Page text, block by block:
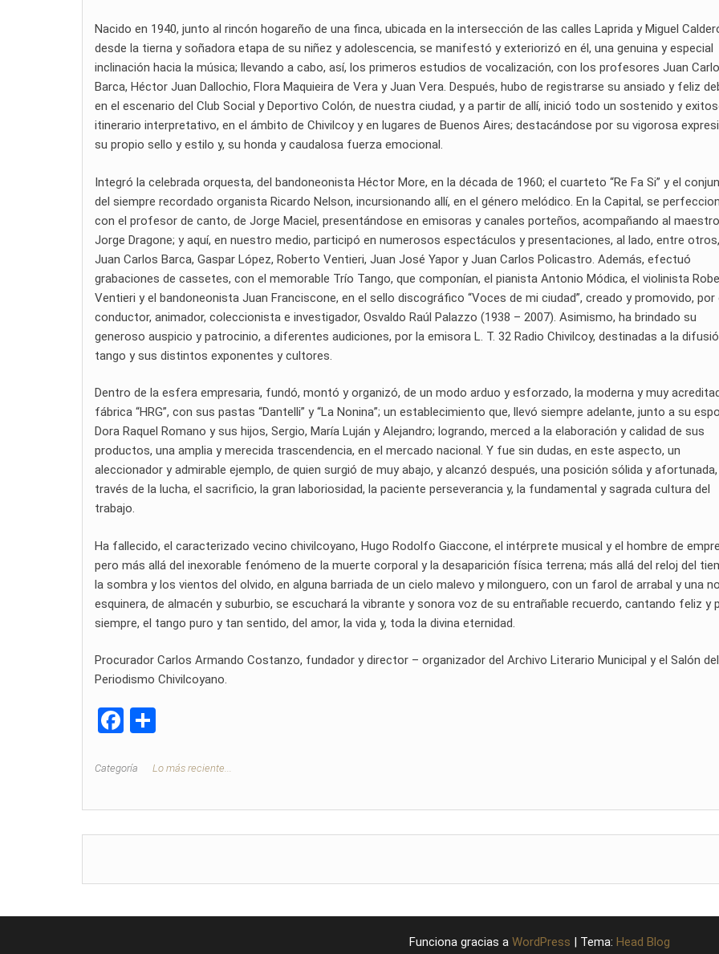
Nacido en 1940, junto al rincón hogareño de una finca, ubicada en la intersección de las calles Laprida y Miguel
desde la tierna y soñadora etapa de su niñez y adolescencia, se manifestó y exteriorizó en él, una genuina y especial
inclinación hacia la música; llevando a cabo, así, los primeros estudios de vocalización, con los profesores Juan
Barca, Héctor Juan Dallochio, Flora Maquieira de Vera y Juan Vera. Después, hubo de registrarse su ansiado y feliz
en el escenario del Club Social y Deportivo Colón, de nuestra ciudad, y a partir de allí, inició todo un sostenido y
itinerario interpretativo, en el ámbito de Chivilcoy y en lugares de Buenos Aires; destacándose por su vigorosa
su propio sello y estilo y, su honda y caudalosa fuerza emocional.
Integró la celebrada orquesta, del bandoneonista Héctor More, en la década de 1960; el cuarteto “Re Fa Si” y el
del siempre recordado organista Ricardo Nelson, incursionando allí, en el género melódico. En la Capital, se
con el profesor de canto, de Jorge Maciel, presentándose en emisoras y canales porteños, acompañando al maestro
Jorge Dragone; y aquí, en nuestro medio, participó en numerosos espectáculos y presentaciones, al lado, entre
Juan Carlos Barca, Gaspar López, Roberto Ventieri, Juan José Yapor y Juan Carlos Policastro. Además, efectuó
grabaciones de cassetes, con el memorable Trío Tango, que componían, el pianista Antonio Módica, el violinista
Ventieri y el bandoneonista Juan Franciscone, en el sello discográfico “Voces de mi ciudad”, creado y promovido, por
conductor, animador, coleccionista e investigador, Osvaldo Raúl Palazzo (1938 – 2007). Asimismo, ha brindado su
generoso auspicio y patrocinio, a diferentes audiciones, por la emisora L. T. 32 Radio Chivilcoy, destinadas a la
tango y sus distintos exponentes y cultores.
Dentro de la esfera empresaria, fundó, montó y organizó, de un modo arduo y esforzado, la moderna y muy
fábrica “HRG”, con sus pastas “Dantelli” y “La Nonina”; un establecimiento que, llevó siempre adelante, junto a su
Dora Raquel Romano y sus hijos, Sergio, María Luján y Alejandro; logrando, merced a la elaboración y calidad de sus
productos, una amplia y merecida trascendencia, en el mercado nacional. Y fue sin dudas, en este aspecto, un
aleccionador y admirable ejemplo, de quien surgió de muy abajo, y alcanzó después, una posición sólida y
través de la lucha, el sacrificio, la gran laboriosidad, la paciente perseverancia y, la fundamental y sagrada cultura del
trabajo.
Ha fallecido, el caracterizado vecino chivilcoyano, Hugo Rodolfo Giaccone, el intérprete musical y el hombre de
pero más allá del inexorable fenómeno de la muerte corporal y la desaparición física terrena; más allá del reloj del
la sombra y los vientos del olvido, en alguna barriada de un cielo malevo y milonguero, con un farol de arrabal y una
esquinera, de almacén y suburbio, se escuchará la vibrante y sonora voz de su entrañable recuerdo, cantando feliz y
siempre, el tango puro y tan sentido, del amor, la vida y, toda la divina eternidad.
Procurador Carlos Armando Costanzo, fundador y director – organizador del Archivo Literario Municipal y el Salón del
Periodismo Chivilcoyano.
F
ce
m
Categoría Lo más reciente...
Funciona gracias a WordPress | Tema: Head Blog